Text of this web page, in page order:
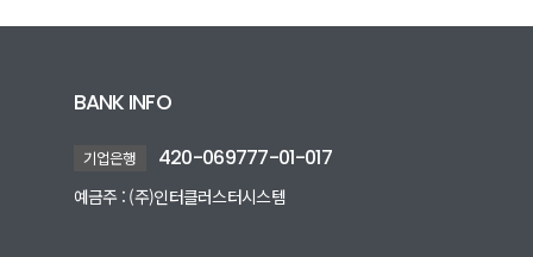
BANK INFO
기업은행 420-069777-01-017
예금주 : (주)인터클러스터시스템